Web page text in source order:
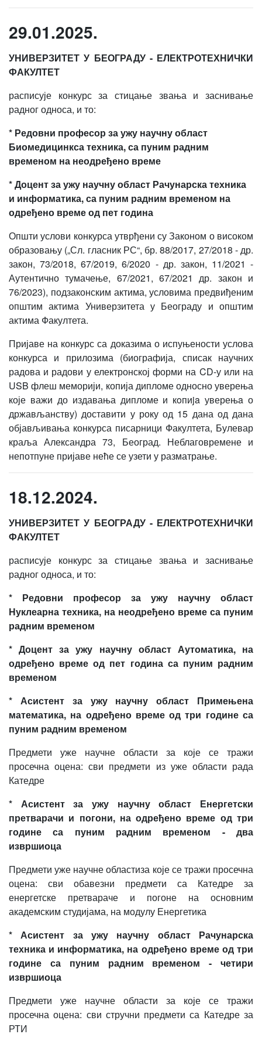
29.01.2025.
УНИВЕРЗИТЕТ У БЕОГРАДУ - ЕЛЕКТРОТЕХНИЧКИ
ФАКУЛТЕТ
расписује конкурс за стицање звања и заснивање
радног односа, и то:
* Редовни професор за ужу научну област
Биомедицинкса техника, са пуним радним
временом на неодређено време
* Доцентза ужу научну област Рачунарска техника
и информатика, са пуним радним временом на
одређено време од пет година
Општи услови конкурса утврђени су Законом о високом
образовању („Сл. гласник РС“, бр. 88/2017, 27/2018 - др.
закон, 73/2018, 67/2019, 6/2020 - др. закон, 11/2021 -
Аутентично тумачење, 67/2021, 67/2021 др. закон и
76/2023), подзаконским актима, условима предвиђеним
општим актима Универзитета у Београду и општим
актима Факултета.
Пријаве на конкурс са доказима о испуњености услова
конкурса и прилозима (биографија, списак научних
радова и радови у електронској форми на CD-у или на
USB флеш меморији, копија дипломе односно уверења
које важи до издавања дипломе и кoпиja уверењa о
држављанству) доставити у року од 15 дана од дана
објављивања конкурса писарници Факултета, Булевар
краља Александра 73, Београд. Неблаговремене и
непотпуне пријаве неће се узети у разматрање.
18.12.2024.
УНИВЕРЗИТЕТ У БЕОГРАДУ - ЕЛЕКТРОТЕХНИЧКИ
ФАКУЛТЕТ
расписује конкурс за стицање звања и заснивање
радног односа, и то:
* Редовни професор за ужу научну област
Нуклеарна техника, на неодређено време са пуним
радним временом
* Доцент за ужу научну област Аутоматика, на
одређено време од пет година са пуним радним
временом
* Асистент за ужу научну област Примењена
математика, на одређено време од три године са
пуним радним временом
Предмети уже научне области за које се тражи
просечна оцена: сви предмети из уже области рада
Катедре
* Асистент за ужу научну област Енергетски
претварачи и погони, на одређено време од три
године са пуним радним временом - два
извршиоца
Предмети уже научне областиза које се тражи просечна
оцена: сви обавезни предмети са Катедре за
енергетске претвараче и погоне на основним
академским студијама, на модулу Енергетика
* Асистент за ужу научну област Рачунарска
техника и информатика, на одређено време од три
године са пуним радним временом - четири
извршиоца
Предмети уже научне области за које се тражи
просечна оцена: сви стручни предмети са Катедре за
РТИ